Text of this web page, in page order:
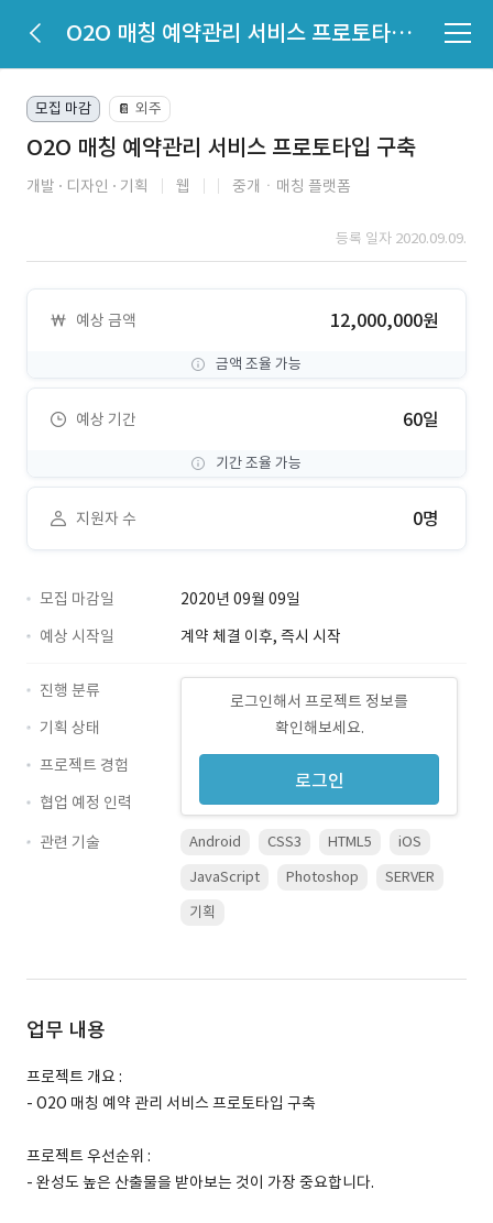
O2O 매칭 예약관리 서비스 프로토타입 구축
모집 마감 📔 외주
O2O 매칭 예약관리 서비스 프로토타입 구축
개발 디자인 기획 웹 중개ㆍ매칭 플랫폼
등록 일자 2020.09.09.
예상 금액 12,000,000원
금액 조율 가능
예상 기간 60일
기간 조율 가능
지원자 수 0명
모집 마감일
2020년 09월 09일
예상 시작일
계약 체결 이후, 즉시 시작
로그인해서 프로젝트 정보를
확인해보세요.
로그인
진행 분류
기획 상태
프로젝트 경험
협업 예정 인력
관련 기술
Android CSS3 HTML5
iOS
JavaScript
Photoshop
SERVER
기획
업무 내용
프로젝트 개요 :
- O2O 매칭 예약 관리 서비스 프로토타입 구축
프로젝트 우선순위 :
- 완성도 높은 산출물을 받아보는 것이 가장 중요합니다.